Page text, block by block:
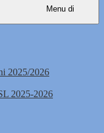
Menu di
2025/2026
2025-2026